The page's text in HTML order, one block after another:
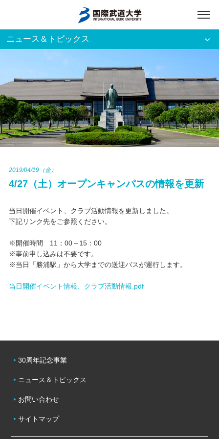
アクセス 入試資料請求
ご利用者別
ホーム
大学案内
資格・就職
キャンパスライフ
学友会クラブ活動
ニュース＆トピックス
2019/04/19（金）
4/27（土）オープンキャンパスの情報を更新
当日開催イベント、クラブ活動情報を更新しました。
下記リンク先をご参照ください。
※開催時間 11：00～15：00
※事前申し込みは不要です。
※当日「勝浦駅」から大学までの送迎バスが運行します。
当日開催イベント情報、クラブ活動情報.pdf
30周年記念事業
ニュース＆トピックス
お問い合わせ
サイトマップ